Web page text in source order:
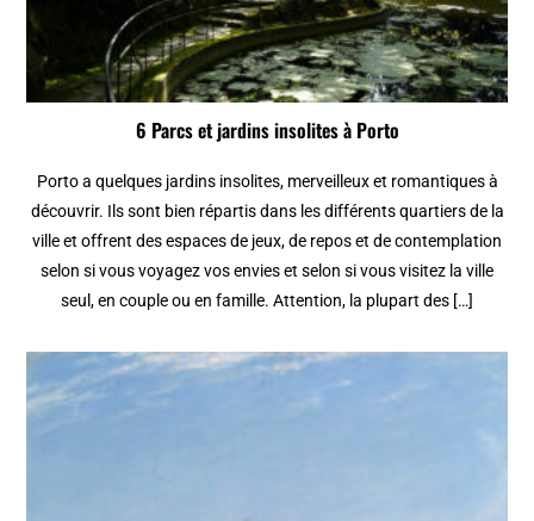
6 Parcs et jardins insolites à Porto
Porto a quelques jardins insolites, merveilleux et romantiques à
découvrir. Ils sont bien répartis dans les différents quartiers de la
ville et offrent des espaces de jeux, de repos et de contemplation
selon si vous voyagez vos envies et selon si vous visitez la ville
seul, en couple ou en famille. Attention, la plupart des […]